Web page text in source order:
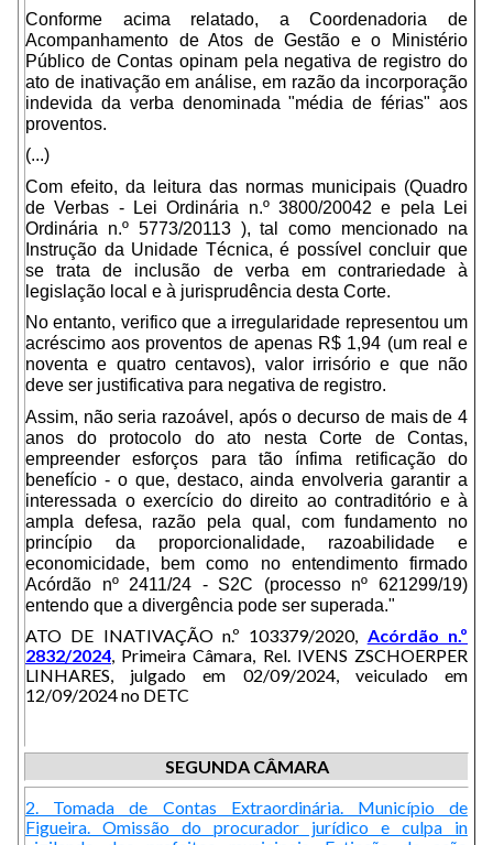
Conforme acima relatado, a Coordenadoria de
Acompanhamento de Atos de Gestão e o Ministério
Público de Contas opinam pela negativa de registro do
ato de inativação em análise, em razão da incorporação
indevida da verba denominada "média de férias" aos
proventos.
(...)
Com efeito, da leitura das normas municipais (Quadro
de Verbas - Lei Ordinária n.º 3800/20042 e pela Lei
Ordinária n.º 5773/20113 ), tal como mencionado na
Instrução da Unidade Técnica, é possível concluir que
se trata de inclusão de verba em contrariedade à
legislação local e à jurisprudência desta Corte.
No entanto, verifico que a irregularidade representou um
acréscimo aos proventos de apenas R$ 1,94 (um real e
noventa e quatro centavos), valor irrisório e que não
deve ser justificativa para negativa de registro.
Assim, não seria razoável, após o decurso de mais de 4
anos do protocolo do ato nesta Corte de Contas,
empreender esforços para tão ínfima retificação do
benefício - o que, destaco, ainda envolveria garantir a
interessada o exercício do direito ao contraditório e à
ampla defesa, razão pela qual, com fundamento no
princípio da proporcionalidade, razoabilidade e
economicidade, bem como no entendimento firmado
Acórdão nº 2411/24 - S2C (processo nº 621299/19)
entendo que a divergência pode ser superada."
ATO DE INATIVAÇÃO n.º 103379/2020, Acórdão n.º
2832/2024, Primeira Câmara, Rel. IVENS ZSCHOERPER
LINHARES, julgado em 02/09/2024, veiculado em
12/09/2024 no DETC
SEGUNDA CÂMARA
2. Tomada de Contas Extraordinária. Município de
Figueira. Omissão do procurador jurídico e culpa in